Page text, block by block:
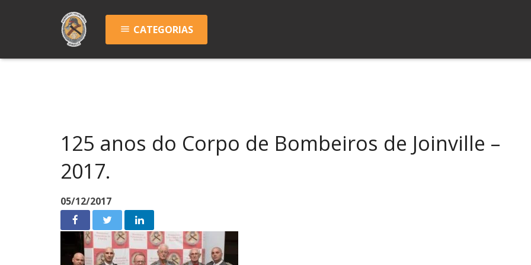
menu CATEGORIAS
125 anos do Corpo de Bombeiros de Joinville –
2017.
05/12/2017